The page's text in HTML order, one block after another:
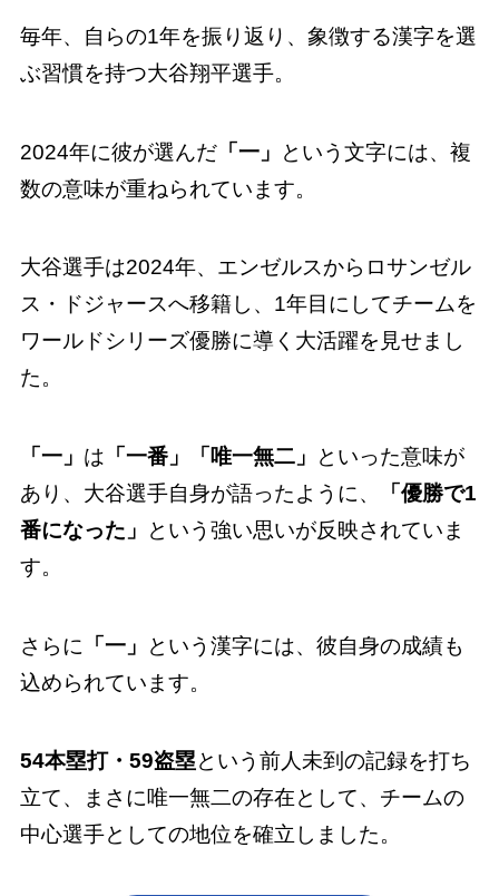
毎年、自らの1年を振り返り、象徴する漢字を選
ぶ習慣を持つ大谷翔平選手。
2024年に彼が選んだ「一」
という文字には、複
数の意味が重ねられています。
大谷選手は2024年、エンゼルスからロサンゼル
ス・ドジャースへ移籍し、1年目にしてチームを
ワールドシリーズ優勝に導く大活躍を見せまし
た。
「一」 は 「一番」「唯一無二」
といった意味が
あり、大谷選手自身が語ったように、
「優勝で1
番になった」
という強い思いが反映されていま
す。
さらに 「一」
という漢字には、彼自身の成績も
込められています。
54本塁打・59盗塁という前人未到の記録を打ち
立て、まさに唯一無二の存在として、チームの
中心選手としての地位を確立しました。